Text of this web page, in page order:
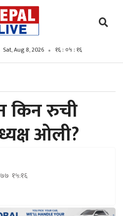
Sat, Aug 8, 2026 १६ : ०५ : १७
किन रुची
ओली?
१५:१६